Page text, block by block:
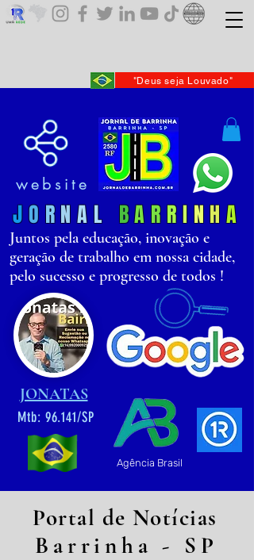
"Deus seja Louvado"
website
JO RNAL BARRI NHA
Juntos pela educação, inovação e
geração de trabalho em nossa cidade,
pelo sucesso e progresso de todos !
JONATAS
Mtb: 96.141/SP
Agência Brasil
Barrinha - SP
Portal de Notícias